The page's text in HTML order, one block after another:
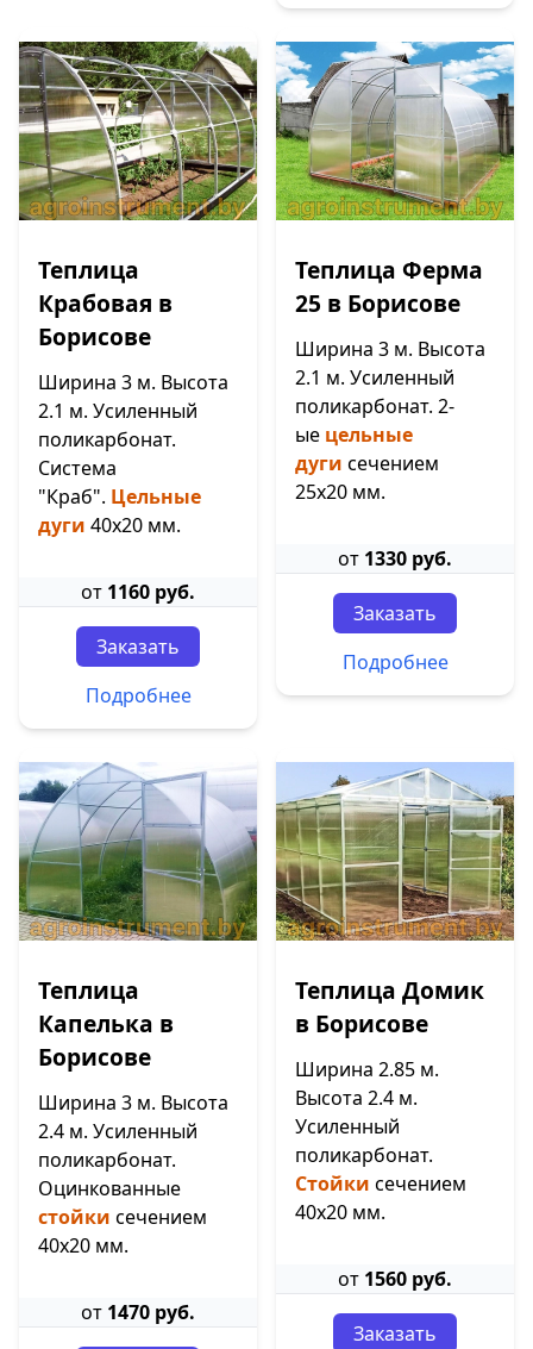
Теплица
Крабовая в
Борисове
Ширина 3 м. Высота
2.1 м. Усиленный
поликарбонат.
Система
"Краб". Цельные
дуги 40х20 мм.
от 1160 руб.
Заказать
Подробнее
Теплица Ферма
25 в Борисове
Ширина 3 м. Высота
2.1 м. Усиленный
поликарбонат. 2-
ые цельные
дуги сечением
25х20 мм.
от 1330 руб.
Заказать
Подробнее
Теплица
Капелька в
Борисове
Ширина 3 м. Высота
2.4 м. Усиленный
поликарбонат.
Оцинкованные
стойки сечением
40х20 мм.
от 1470 руб.
Теплица Домик
в Борисове
Ширина 2.85 м.
Высота 2.4 м.
Усиленный
поликарбонат.
Стойки сечением
40х20 мм.
от 1560 руб.
Заказать